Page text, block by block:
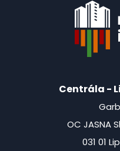
Centrála -
OC JASNA
031 01